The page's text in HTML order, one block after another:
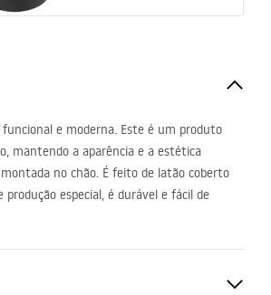
e moderna. Este é um produto
mantendo a aparência e a estética
no chão. É feito de latão coberto
especial, é durável e fácil de